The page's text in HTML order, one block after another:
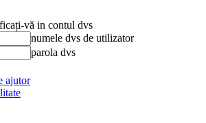
vă in contul dvs
numele dvs de utilizator
parola dvs
ajutor